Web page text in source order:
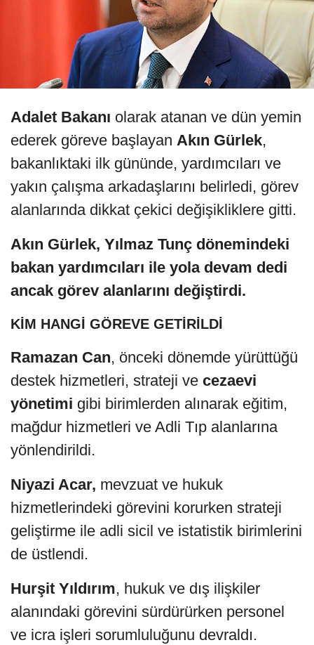
Adalet Bakanı olarak atanan ve dün yemin
ederek göreve başlayan Akın Gürlek,
bakanlıktaki ilk gününde, yardımcıları ve
yakın çalışma arkadaşlarını belirledi, görev
alanlarında dikkat çekici değişikliklere gitti.
Akın Gürlek, Yılmaz Tunç dönemindeki
bakan yardımcıları ile yola devam dedi
ancak görev alanlarını değiştirdi.
KİM HANGİ GÖREVE GETİRİLDİ
Ramazan Can, önceki dönemde yürüttüğü
destek hizmetleri, strateji ve cezaevi
yönetimi gibi birimlerden alınarak eğitim,
mağdur hizmetleri ve Adli Tıp alanlarına
yönlendirildi.
Niyazi Acar, mevzuat ve hukuk
hizmetlerindeki görevini korurken strateji
geliştirme ile adli sicil ve istatistik birimlerini
de üstlendi.
Hurşit Yıldırım, hukuk ve dış ilişkiler
alanındaki görevini sürdürürken personel
ve icra işleri sorumluluğunu devraldı.